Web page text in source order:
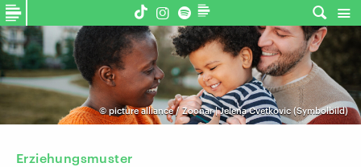
© picture alliance / Zoonar | Jelena Cvetkovic (Symbolbild)
Erziehungsmuster